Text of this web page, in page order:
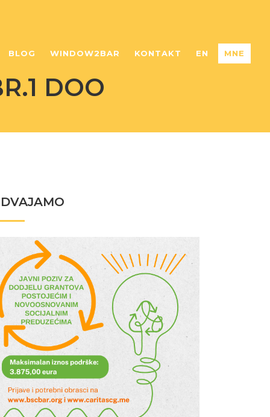
BLOG WINDOW2BAR KONTAKT EN MNE
DOO